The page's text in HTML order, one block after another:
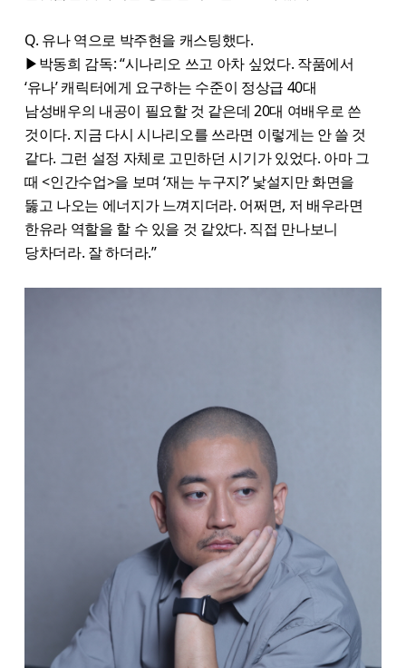
Q. 유나 역으로 박주현을 캐스팅했다.
▶박동희 감독: “시나리오 쓰고 아차 싶었다. 작품에서
‘유나’ 캐릭터에게 요구하는 수준이 정상급 40대
남성배우의 내공이 필요할 것 같은데 20대 여배우로 쓴
것이다. 지금 다시 시나리오를 쓰라면 이렇게는 안 쓸 것
같다. 그런 설정 자체로 고민하던 시기가 있었다. 아마 그
때 <인간수업>을 보며 ‘재는 누구지?’ 낯설지만 화면을
뚫고 나오는 에너지가 느껴지더라. 어쩌면, 저 배우라면
한유라 역할을 할 수 있을 것 같았다. 직접 만나보니
당차더라. 잘 하더라.”